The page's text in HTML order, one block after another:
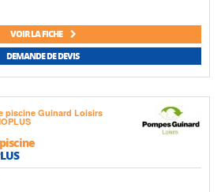
VOIR LA FICHE
DEMANDE DE DEVIS